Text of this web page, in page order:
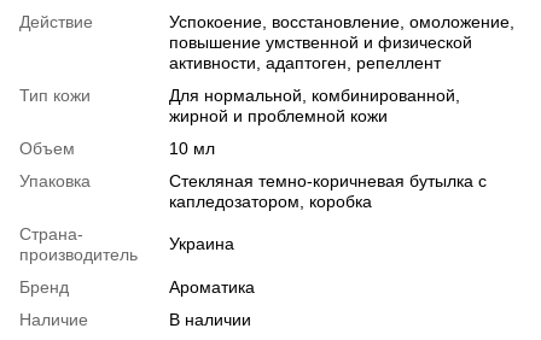
Действие
Успокоение, восстановление, омоложение,
повышение умственной и физической
активности, адаптоген, репеллент
Тип кожи
Для нормальной, комбинированной,
жирной и проблемной кожи
Объем
10 мл
Упаковка
Стекляная темно-коричневая бутылка с
капледозатором, коробка
Страна-
производитель
Украина
Бренд
Ароматика
Наличие
В наличии